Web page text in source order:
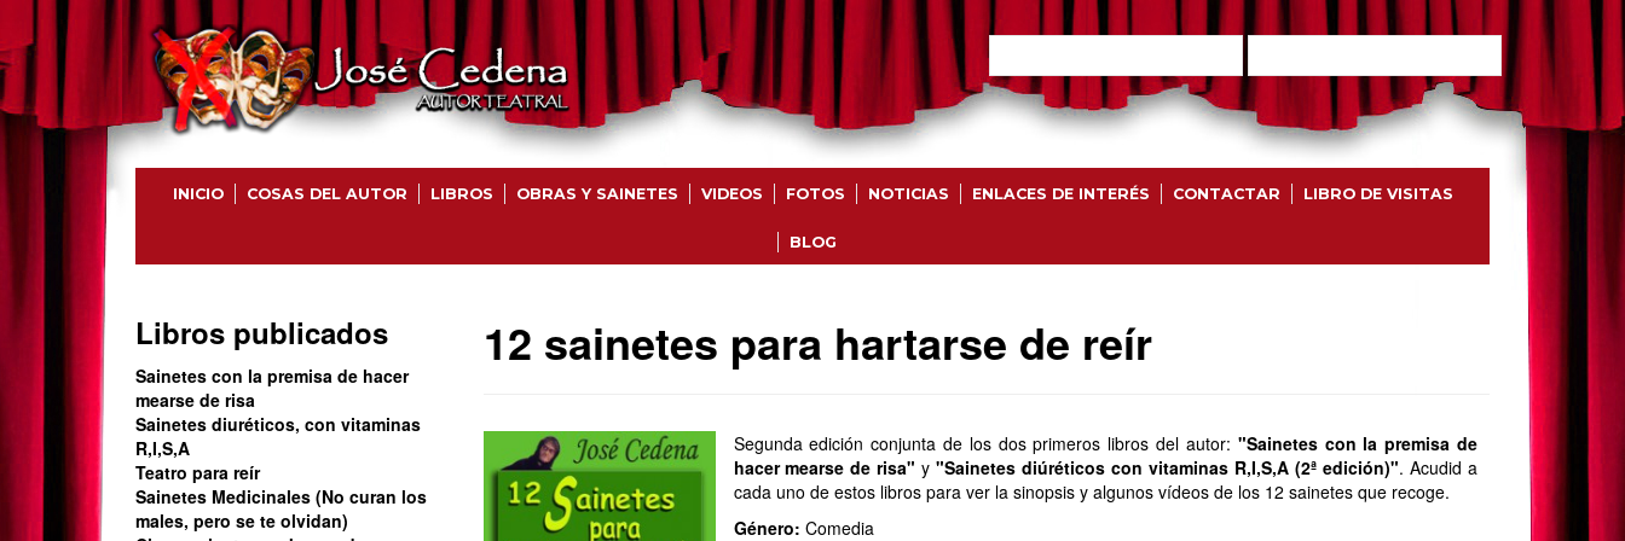
INICIO COSAS DEL AUTOR LIBROS OBRAS Y SAINETES VIDEOS FOTOS NOTICIAS ENLACES DE INTERÉS CONTACTAR LIBRO DE VISITAS
BLOG
Libros publicados
Sainetes con la premisa de hacer
mearse de risa
Sainetes diuréticos, con vitaminas
R,I,S,A
Teatro para reír
Sainetes Medicinales (No curan los
males, pero se te olvidan)
12 sainetes para hartarse de reír
Segunda edición conjunta de los dos primeros libros del autor: "Sainetes con la premisa de
hacer mearse de risa" y"Sainetes diúréticos con vitaminas R,I,S,A (2ª edición)". Acudid a
cada uno de estos libros para ver la sinopsis y algunos vídeos de los 12 sainetes que recoge.
Género: Comedia